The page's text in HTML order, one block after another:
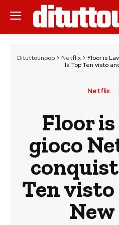
Dituttounpop> Netflix> Floor is
la Top Ten visto
Netflix
Floor
gioco
Ten